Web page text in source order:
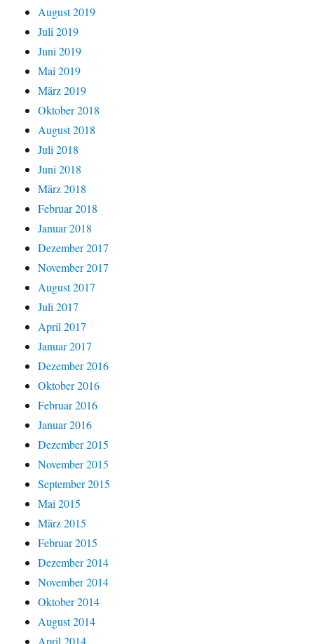
August 2019
Juli 2019
Juni 2019
Mai 2019
März 2019
Oktober 2018
August 2018
Juli 2018
Juni 2018
März 2018
Februar 2018
Januar 2018
Dezember 2017
November 2017
August 2017
Juli 2017
April 2017
Januar 2017
Dezember 2016
Oktober 2016
Februar 2016
Januar 2016
Dezember 2015
November 2015
September 2015
Mai 2015
März 2015
Februar 2015
Dezember 2014
November 2014
Oktober 2014
August 2014
April 2014